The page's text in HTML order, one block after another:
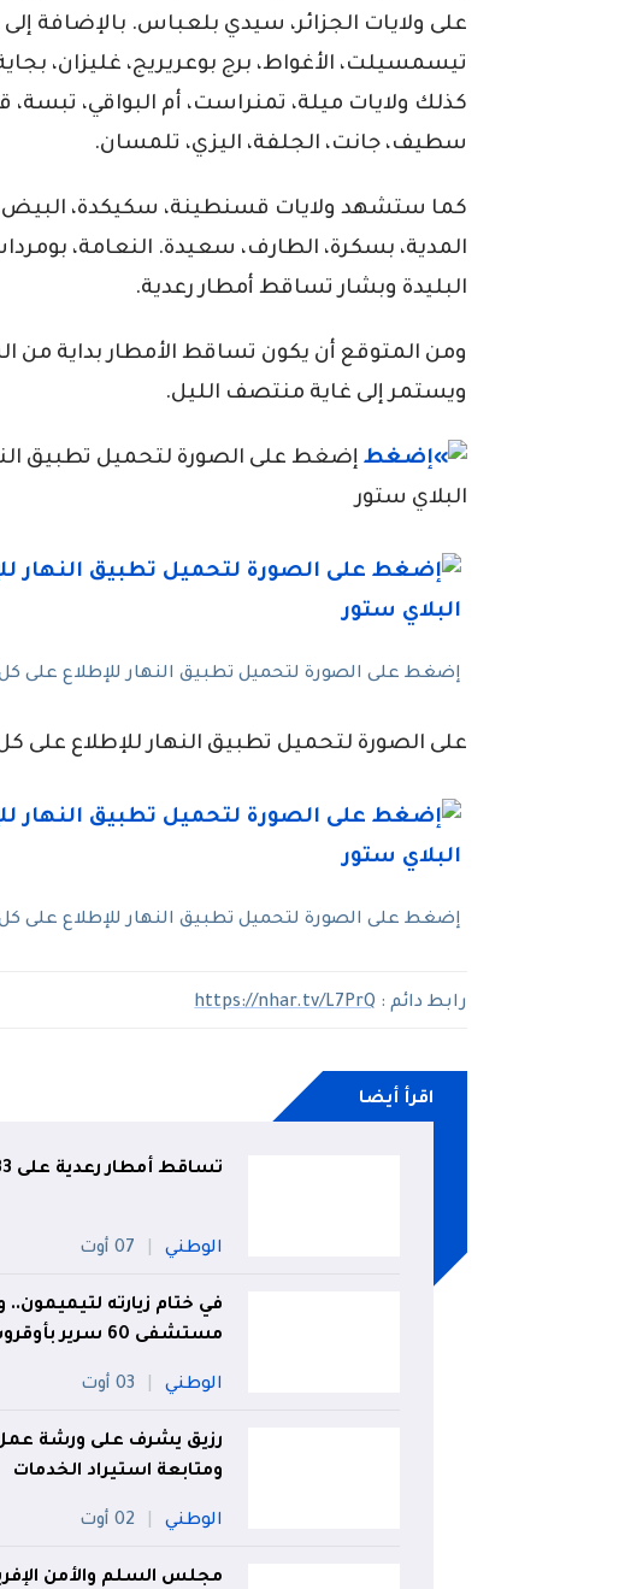
على ولايات الجزائر، سيدي بلعباس. بالإضافة إلى
تيسمسيلت، الأغواط، برج بوعريريج، غليزان،
كذلك ولايات ميلة، تمنراست، أم البواقي، تبسة،
سطيف، جانت، الجلفة، اليزي، تلمسان.
كما ستشهد ولايات قسنطينة، سكيكدة، البيض،
المدية، بسكرة، الطارف، سعيدة. النعامة،
البليدة وبشار تساقط أمطار رعدية.
ويستمر إلى غاية منتصف الليل.
إضغط على الصورة لتحميل تطبيق
البلاي ستور
إضغط على الصورة لتحميل تطبيق النهار للإطلاع على كل
على الصورة لتحميل تطبيق النهار للإطلاع على كل
إضغط على الصورة لتحميل تطبيق النهار للإطلاع على كل
رابط دائم : https://nhar.tv/L7PrQ
اقرأ أيضا
تساقط أمطار رعدية على 33 ولاية اليوم
الوطني 07 أوت
في ختام زيارته
مستشفى 60 سرير بأوقروت
الوطني 03 أوت
رزيق يشرف على ورشة
ومتابعة استيراد الخدمات
الوطني 02 أوت
مجلس السلم والأمن